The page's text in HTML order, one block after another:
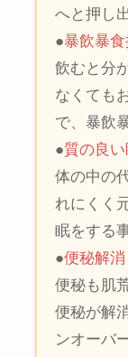
へと押し
●暴飲暴食
飲むと分
なくても
で、暴飲
●質の良
体の中の
れにくく
眠をする
●便秘解消
便秘も肌
便秘が解
ンオーバ